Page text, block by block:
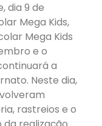
dia 9 de
Mega Kids,
Mega Kids
e o
a
Neste dia,
rastreios e o